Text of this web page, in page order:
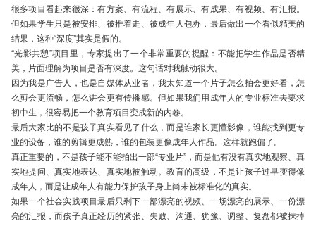
很多项目看起来很深：有方案、有流程、有展示、有成果、有视频、有汇报。
但如果学生只是被安排、被推着走、被成年人包办，最后做出一个看似精美的
结果，这种“深度”其实是假的。
“光影共憩”项目里，专家提出了一个非常重要的提醒：不能把学生作品是否精
美，片面理解为项目是否有深度。这句话对我触动很大。
因为我是广告人，也是自媒体从业者，我太知道一个片子怎么拍会更好看，怎
么剪会更流畅，怎么讲会更有传播感。但如果我们用成年人的专业标准去要求
初中生，很容易把一个教育项目变成新的内卷。
最后大家比的不是孩子真实看见了什么，而是谁家长更懂影像，谁能找到更专
业的设备，谁的剪辑更成熟，谁的包装更像成年人作品。这样就跑偏了。
真正重要的，不是孩子能不能拍出一部“专业片”，而是他有没有真实地观察、真
实地提问、真实地表达、真实地被触动。教育的高级，不是让孩子过早变得像
成年人，而是让成年人有能力保护孩子身上尚未被标准化的真实。
如果一个社会实践项目最后只剩下一部漂亮的视频、一场漂亮的展示、一份漂
亮的汇报，而孩子真正经历的紧张、失败、沟通、犹豫、调整、复盘都被抹掉